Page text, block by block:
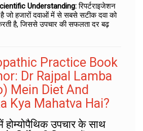
Understanding:रिपर्टराइजेशन
है जो हजारों दवाओं में से सबसे सटीक दवा को
है, जिससे उपचार की सफलता दर बढ़
Practice Book
Dr Rajpal Lamba
Mein Diet And
Kya Mahatva Hai?
उपचार के साथ